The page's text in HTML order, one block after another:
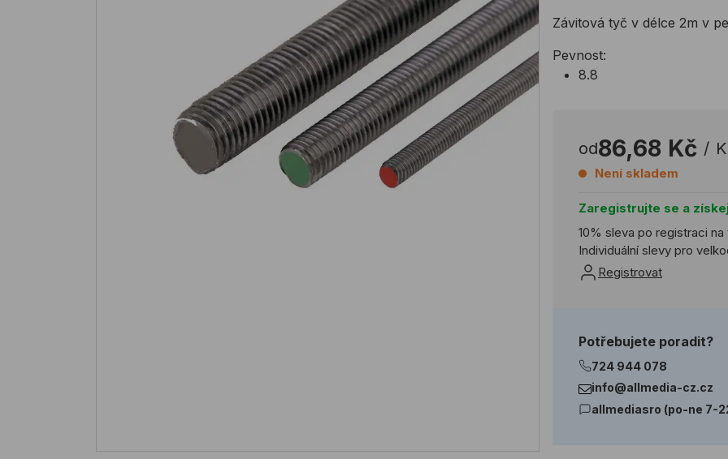
Závitová tyč v délce 2m v
Pevnost:
8.8
od86,68 Kč /
Není skladem
Zaregistrujte se a
10% sleva po registraci
Individuální slevy pro
Registrovat
Potřebujete poradit?
724 944 078
info@allmedia-cz.cz
allmediasro (po-ne 7-